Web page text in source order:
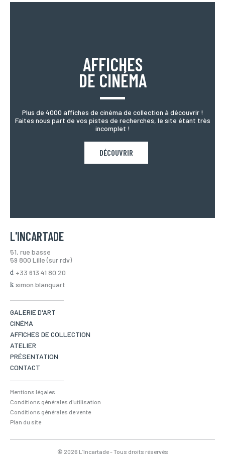
AFFICHES
DE CINÉMA
Plus de 4000 affiches de cinéma de collection à découvrir !
Faites nous part de vos pistes de recherches, le site étant très
incomplet !
DÉCOUVRIR
L'INCARTADE
51, rue basse
59 800 Lille (sur rdv)
+33 613 41 80 20
simon.blanquart
GALERIE D'ART
CINÉMA
AFFICHES DE COLLECTION
ATELIER
PRÉSENTATION
CONTACT
Mentions légales
Conditions générales d'utilisation
Conditions générales de vente
Plan du site
© 2026 L’Incartade - Tous droits réservés